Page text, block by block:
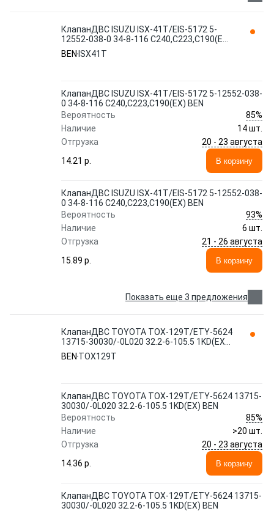
КлапанДВС ISUZU ISX-41T/EIS-5172 5-
12552-038-0 34-8-116 C240,C223,C190(EX)
BEN
BEN ISX41T
КлапанДВС ISUZU ISX-41T/EIS-5172 5-12552-038-
0 34-8-116 C240,C223,C190(EX) BEN
Вероятность
85%
Наличие
14 шт.
Отгрузка
20 - 23 августа
14.21 p.
В корзину
КлапанДВС ISUZU ISX-41T/EIS-5172 5-12552-038-
0 34-8-116 C240,C223,C190(EX) BEN
Вероятность
93%
Наличие
6 шт.
Отгрузка
21 - 26 августа
15.89 p.
В корзину
Показать еще 3 предложения
КлапанДВС TOYOTA TOX-129T/ETY-5624
13715-30030/-0L020 32.2-6-105.5 1KD(EX)
BEN
BEN TOX129T
КлапанДВС TOYOTA TOX-129T/ETY-5624 13715-
30030/-0L020 32.2-6-105.5 1KD(EX) BEN
Вероятность
85%
Наличие
>20 шт.
Отгрузка
20 - 23 августа
14.36 p.
В корзину
КлапанДВС TOYOTA TOX-129T/ETY-5624 13715-
30030/-0L020 32.2-6-105.5 1KD(EX) BEN